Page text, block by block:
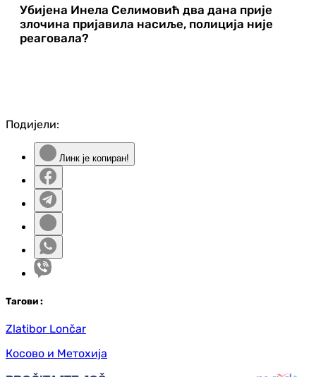
Убијена Инела Селимовић два дана прије
злочина пријавила насиље, полиција није
реаговала?
Подијели:
Линк је копиран!
Тагови :
Zlatibor Lončar
Косово и Метохија